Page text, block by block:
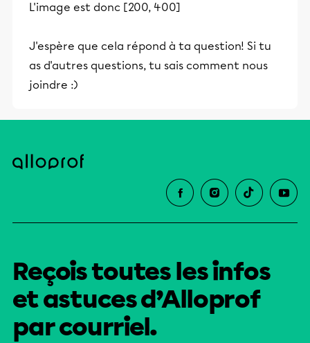
L'image est donc [200, 400]
J'espère que cela répond à ta question! Si tu
as d'autres questions, tu sais comment nous
joindre :)
Reçois toutes les infos
et astuces d’Alloprof
par courriel.